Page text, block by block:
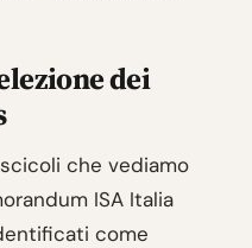
dei
che vediamo
ISA Italia
come